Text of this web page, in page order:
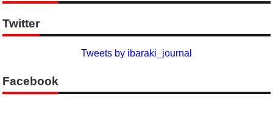
Twitter
Tweets by ibaraki_journal
Facebook